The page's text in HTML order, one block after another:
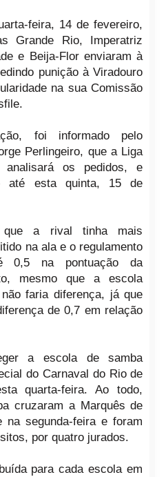
feira, 14 de fevereiro,
Grande Rio, Imperatriz
e Beija-Flor enviaram à
punição à Viradouro
na sua Comissão
foi informado pelo
Perlingeiro, que a Liga
os pedidos, e
até esta quinta, 15 de
que a rival tinha mais
na ala e o regulamento
0,5 na pontuação da
mesmo que a escola
faria diferença, já que
de 0,7 em relação
a escola de samba
do Carnaval do Rio de
quarta-feira. Ao todo,
cruzaram a Marquês de
na segunda-feira e foram
por quatro jurados.
para cada escola em